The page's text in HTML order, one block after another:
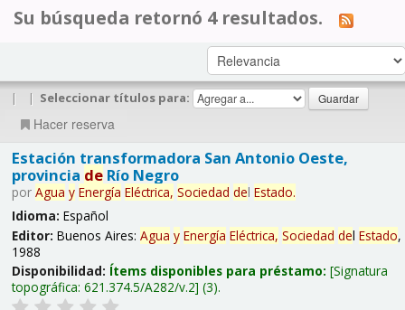
Su búsqueda retornó 4 resultados.
| | Seleccionar títulos para:
Hacer reserva
Estación transformadora San Antonio Oeste,
provincia deRío Negro
por Agua y Energía Eléctrica, Sociedad del Estado.
Idioma: Español
Editor: Buenos Aires: Agua y Energía Eléctrica, Sociedad del Estado,
1988
Disponibilidad: Ítems disponibles para préstamo: Signatura
topográfica: 621.374.5/A282/v.2 (3).